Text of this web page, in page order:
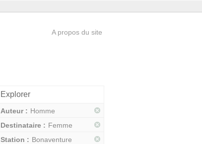
A propos du site
Explorer
Auteur : Homme
Destinataire : Femme
Station : Bonaventure